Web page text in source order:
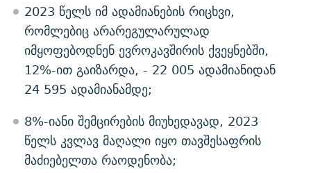
2023 წელს იმ ადამიანების რიცხვი,
რომლებიც არარეგულარულად
იმყოფებოდნენ ევროკავშირის ქვეყნებში,
12%-ით გაიზარდა, - 22 005 ადამიანიდან
24 595 ადამიანამდე;
8%-იანი შემცირების მიუხედავად, 2023
წელს კვლავ მაღალი იყო თავშესაფრის
მაძიებელთა რაოდენობა;